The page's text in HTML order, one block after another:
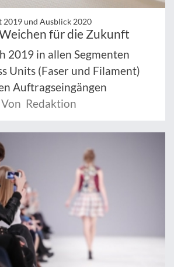
2019 und Ausblick 2020
für die Zukunft
2019 in allen Segmenten
Units (Faser und Filament)
Auftragseingängen
Von Redaktion